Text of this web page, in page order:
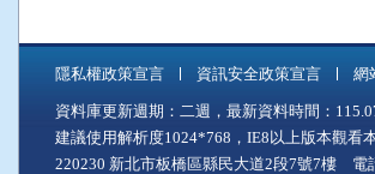
隱私權政策宣言 資訊安全政策宣言 網
資料庫更新週期：二週，最新資料時間：
建議使用解析度1024*768，IE8以上版本觀看
220230 新北市板橋區縣民大道2段7號7樓 電